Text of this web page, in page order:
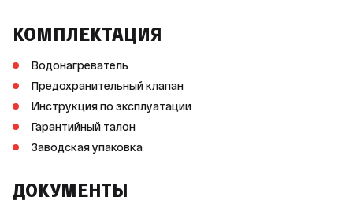
КОМПЛЕКТАЦИЯ
Водонагреватель
Предохранительный клапан
Инструкция по эксплуатации
Гарантийный талон
Заводская упаковка
ДОКУМЕНТЫ